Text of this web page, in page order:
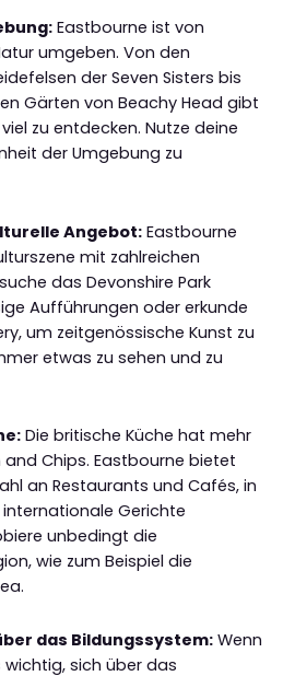
Eastbourne ist von
umgeben. Von den
der Seven Sisters bis
Gärten von Beachy Head gibt
zu entdecken. Nutze deine
der Umgebung zu
Angebot: Eastbourne
mit zahlreichen
das Devonshire Park
Aufführungen oder erkunde
um zeitgenössische Kunst zu
etwas zu sehen und zu
Die britische Küche hat mehr
and Chips. Eastbourne bietet
an Restaurants und Cafés, in
Gerichte
unbedingt die
wie zum Beispiel die
das Bildungssystem: Wenn
wichtig, sich über das